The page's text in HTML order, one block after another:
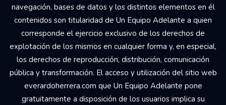
navegación, bases de datos y los distintos elementos en él
contenidos son titularidad de Un Equipo Adelante a quien
corresponde el ejercicio exclusivo de los derechos de
explotación de los mismos en cualquier forma y, en especial,
los derechos de reproducción, distribución, comunicación
pública y transformación. El acceso y utilización del sitio web
everardoherrera.com que Un Equipo Adelante pone
gratuitamente a disposición de los usuarios implica su